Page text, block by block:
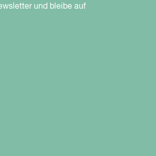
und bleibe auf